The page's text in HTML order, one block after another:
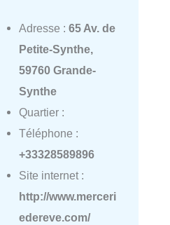
Adresse : 65 Av. de
Petite-Synthe,
59760 Grande-
Synthe
Quartier :
Téléphone :
+33328589896
Site internet :
http://www.merceri
edereve.com/